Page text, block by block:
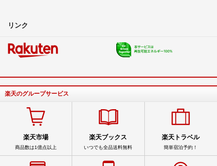
リンク
楽天のグループサービス
楽天市場
商品数は1億点以上
楽天ブックス
いつでも全品送料無料
楽天トラベル
簡単宿泊予約！